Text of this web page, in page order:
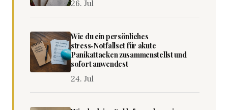
26. Jul
Wie du ein persönliches
stress‑Notfallset für akute
Panikattacken zusammenstellst und
sofort anwendest
24. Jul